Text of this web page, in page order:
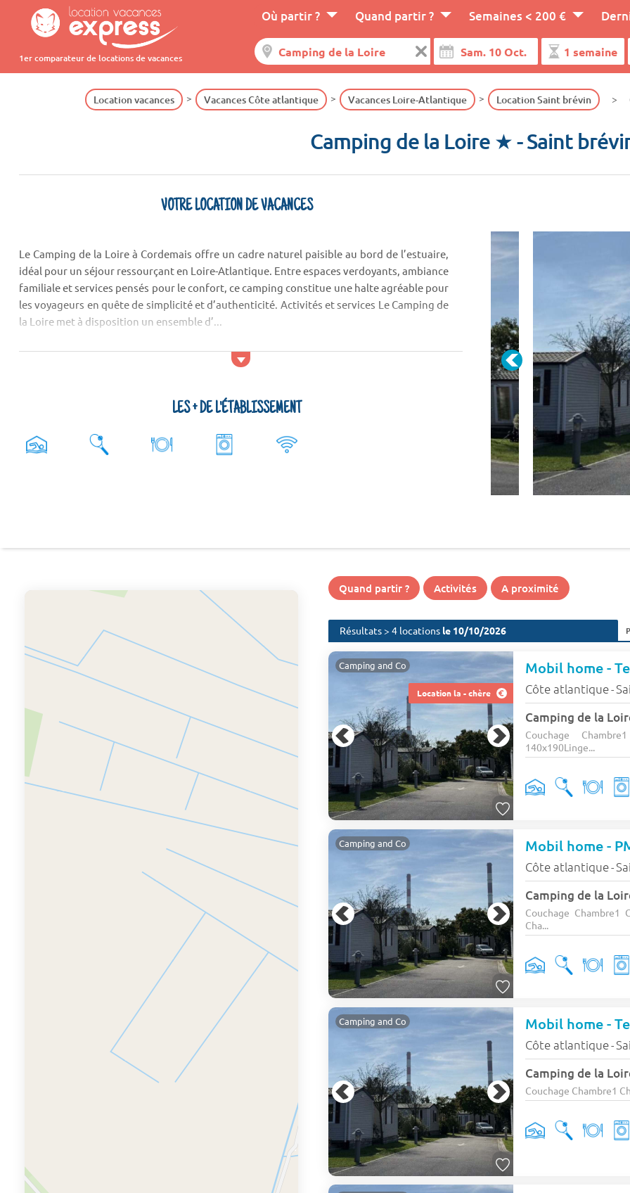
1er comparateur de locations de vacances
Où partir ? Quand partir ? Semaines < 200 €
Location vacances Vacances Côte atlantique Vacances Loire-Atlantique Location Saint brévin
Camping de la Loire ★- Saint
VOTRE LOCATION DE VACANCES
Le Camping de la Loire à Cordemais offre un cadre naturel paisible au bord de l’estuaire,
idéal pour un séjour ressourçant en Loire-Atlantique. Entre espaces verdoyants, ambiance
familiale et services pensés pour le confort, ce camping constitue une halte agréable pour
les voyageurs en quête de simplicité et d’authenticité. Activités et services Le Camping de
la Loire met à disposition un ensemble d’...
LES + DE L'ÉTABLISSEMENT
Quand partir ? Activités A proximité
Résultats > 4 locations le 10/10/2026
Location la - chère
Camping and Co Mobil home -
Côte atlantique-
Camping de la
Couchage
140x190Linge...
Camping and Co Mobil home -
Côte atlantique-
Camping de la
Couchage Chambre1
Cha...
Camping and Co Mobil home -
Côte atlantique-
Camping de la
Couchage Chambre1